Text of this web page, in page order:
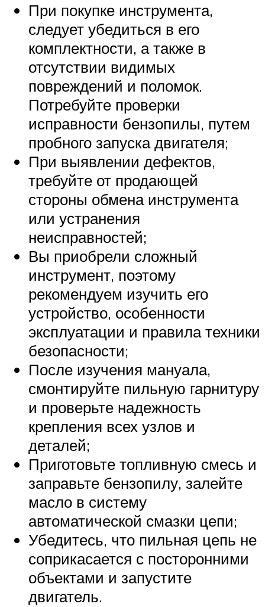
При покупке инструмента,
следует убедиться в его
комплектности, а также в
отсутствии видимых
повреждений и поломок.
Потребуйте проверки
исправности бензопилы, путем
пробного запуска двигателя;
При выявлении дефектов,
требуйте от продающей
стороны обмена инструмента
или устранения
неисправностей;
Вы приобрели сложный
инструмент, поэтому
рекомендуем изучить его
устройство, особенности
эксплуатации и правила техники
безопасности;
После изучения мануала,
смонтируйте пильную гарнитуру
и проверьте надежность
крепления всех узлов и
деталей;
Приготовьте топливную смесь и
заправьте бензопилу, залейте
масло в систему
автоматической смазки цепи;
Убедитесь, что пильная цепь не
соприкасается с посторонними
объектами и запустите
двигатель.